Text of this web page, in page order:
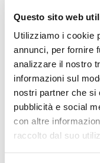
Questo sito web
Utilizziamo i cookie
annunci, per fornire
analizzare il nostro
informazioni sul
nostri partner che si
pubblicità e social
con altre
raccolto dal suo
Nome*
e-Mail*
Ai sensi e per gli